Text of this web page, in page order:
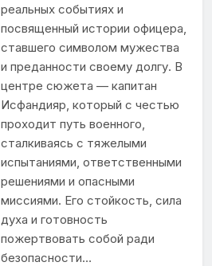
реальных событиях и
посвященный истории офицера,
ставшего символом мужества
и преданности своему долгу. В
центре сюжета — капитан
Исфандияр, который с честью
проходит путь военного,
сталкиваясь с тяжелыми
испытаниями, ответственными
решениями и опасными
миссиями. Его стойкость, сила
духа и готовность
пожертвовать собой ради
безопасности…